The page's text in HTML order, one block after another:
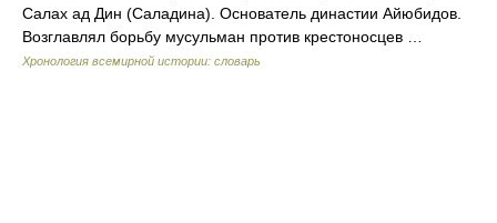
Салах ад Дин (Саладина). Основатель династии Айюбидов.
Возглавлял борьбу мусульман против крестоносцев …
Хронология всемирной истории: словарь